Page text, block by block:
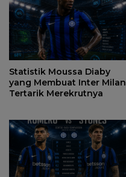
Statistik Moussa Diaby
yang Membuat Inter Milan
Tertarik Merekrutnya